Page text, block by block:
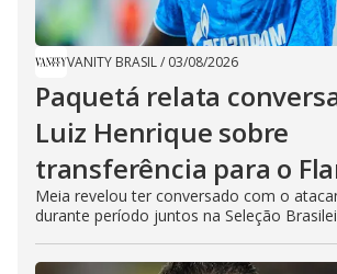
VANITY BRASIL/ 03/08/2026
Paquetá relata
Luiz Henrique sobre
transferência para o
Meia revelou ter conversado com o
durante período juntos na Seleção